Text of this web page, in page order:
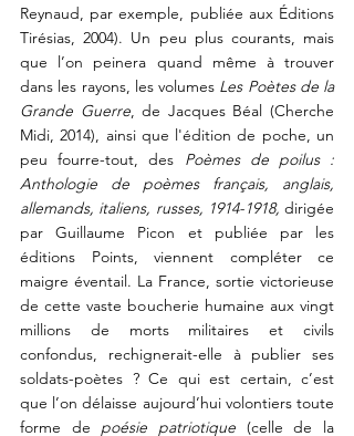
Reynaud, par exemple, publiée aux Éditions
Tirésias, 2004). Un peu plus courants, mais
que l’on peinera quand même à trouver
dans les rayons, les volumes Les Poètes de la
Grande Guerre, de Jacques Béal (Cherche
Midi, 2014), ainsi que l'édition de poche, un
peu fourre-tout, des Poèmes de poilus :
Anthologie de poèmes français, anglais,
allemands, italiens, russes, 1914-1918, dirigée
par Guillaume Picon et publiée par les
éditions Points, viennent compléter ce
maigre éventail. La France, sortie victorieuse
de cette vaste boucherie humaine aux vingt
millions de morts militaires et civils
confondus, rechignerait-elle à publier ses
soldats-poètes ? Ce qui est certain, c’est
que l’on délaisse aujourd’hui volontiers toute
forme de poésie patriotique (celle de la